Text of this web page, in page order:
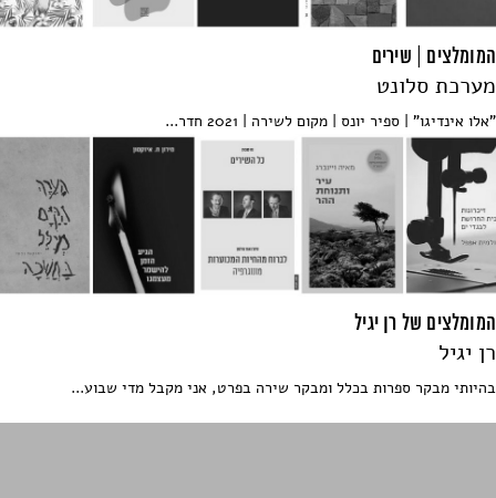
המומלצים | שירים
מערכת סלונט
"אלו אינדיגו" | ספיר יונס | מקום לשירה | 2021 חדר...
המומלצים של רן יגיל
רן יגיל
בהיותי מבקר ספרות בכלל ומבקר שירה בפרט, אני מקבל מדי שבוע...